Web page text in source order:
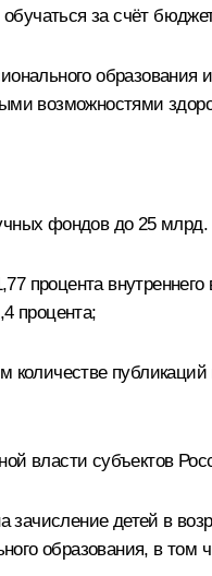
за счёт
возможностями
фондов до 25
процента
процента;
количестве
власти субъектов
детей в
образования, в том